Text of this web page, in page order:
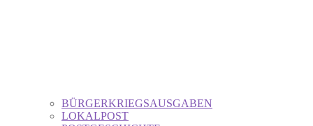
BÜRGERKRIEGSAUSGABEN
LOKALPOST